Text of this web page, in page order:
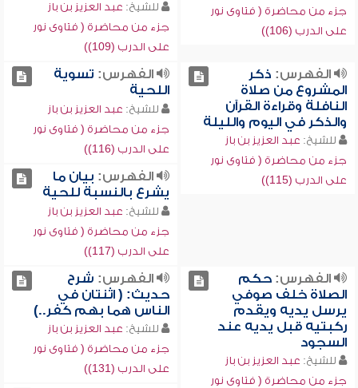
جزء من محاضرة ( فتاوى نور
على الدرب (106))
للشيخ: عبد العزيز بن باز
جزء من محاضرة ( فتاوى نور
على الدرب (109))
الفهرس: ذكر
المشروع من صلاة
النافلة وقراءة القرآن
والذكر في اليوم والليلة
للشيخ: عبد العزيز بن باز
جزء من محاضرة ( فتاوى نور
على الدرب (115))
الفهرس: تسوية
اللحية
للشيخ: عبد العزيز بن باز
جزء من محاضرة ( فتاوى نور
على الدرب (116))
الفهرس: بيان ما
يشرع بالنسبة للحية
للشيخ: عبد العزيز بن باز
جزء من محاضرة ( فتاوى نور
على الدرب (117))
الفهرس:حكم
الصلاة خلف صوفي
يرسل يديه ويقدم
ركبتيه قبل يديه عند
السجود
للشيخ: عبد العزيز بن باز
جزء من محاضرة ( فتاوى نور
الفهرس: شرح
حديث: ( اثنتان في
الناس هما بهم كفر..)
للشيخ: عبد العزيز بن باز
جزء من محاضرة ( فتاوى نور
على الدرب (131))